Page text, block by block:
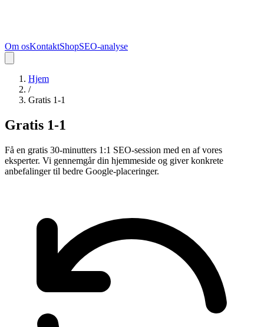
Om osKontaktShopSEO-analyse
Hjem
/
Gratis 1-1
Gratis 1-1
Få en gratis 30-minutters 1:1 SEO-session med en af vores
eksperter. Vi gennemgår din hjemmeside og giver konkrete
anbefalinger til bedre Google-placeringer.